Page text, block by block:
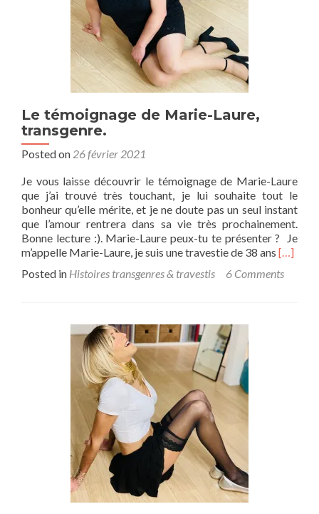
Le témoignage de Marie-Laure,
transgenre.
Posted on 26 février 2021
Je vous laisse découvrir le témoignage de Marie-Laure
que j’ai trouvé très touchant, je lui souhaite tout le
bonheur qu’elle mérite, et je ne doute pas un seul instant
que l’amour rentrera dans sa vie très prochainement.
Bonne lecture :). Marie-Laure peux-tu te présenter ? Je
m’appelle Marie-Laure, je suis une travestie de 38 ans Read
about
[…]
Posted in Histoires transgenres & travestis 6 Comments